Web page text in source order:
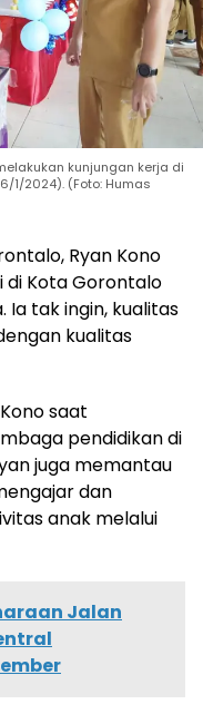
kunjungan kerja di
1/2024). (Foto: Humas
Ryan Kono
Kota Gorontalo
tak ingin, kualitas
kualitas
saat
pendidikan di
juga memantau
dan
anak melalui
Jalan